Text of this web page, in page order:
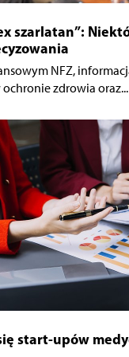
szarlatan”:
NFZ,
zdrowia oraz...
start-upów